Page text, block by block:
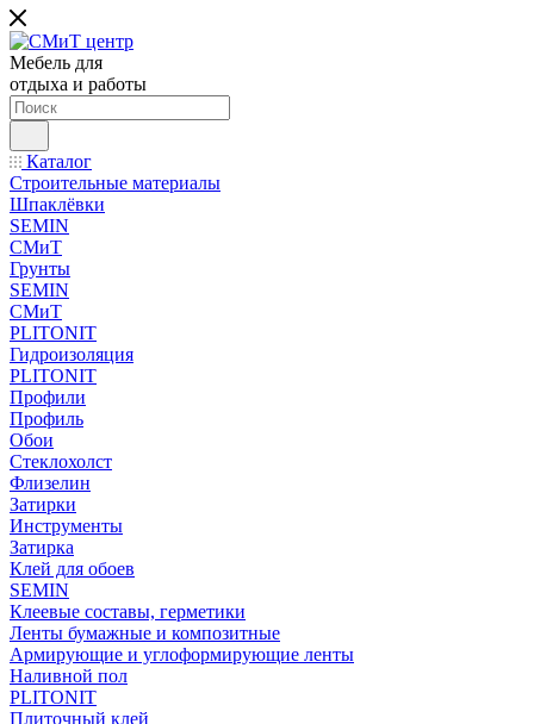
Мебель для
отдыха и работы
Каталог
Строительные материалы
Шпаклёвки
SEMIN
СМиТ
Грунты
SEMIN
СМиТ
PLITONIT
Гидроизоляция
PLITONIT
Профили
Профиль
Обои
Стеклохолст
Флизелин
Затирки
Инструменты
Затирка
Клей для обоев
SEMIN
Клеевые составы, герметики
Ленты бумажные и композитные
Армирующие и углоформирующие ленты
Наливной пол
PLITONIT
Плиточный клей